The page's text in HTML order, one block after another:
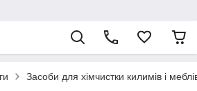
Засоби для хімчистки килимів і